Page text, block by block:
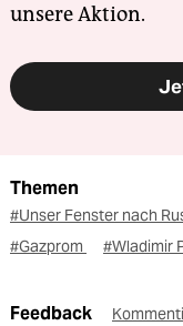
unsere Aktion.
Themen
#Unser Fenster nach
#Gazprom
#Wladimir
Feedback